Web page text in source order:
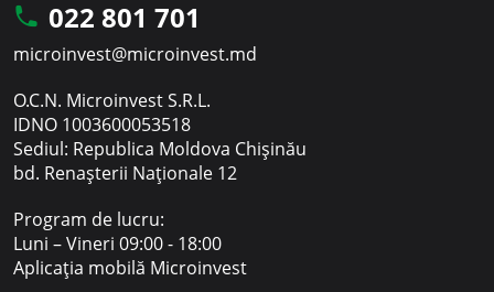
022 801 701
microinvest@microinvest.md
O.C.N. Microinvest S.R.L.
IDNO 1003600053518
Sediul: Republica Moldova Chișinău
bd. Renașterii Naționale 12
Program de lucru:
Luni – Vineri 09:00 - 18:00
Aplicația mobilă Microinvest